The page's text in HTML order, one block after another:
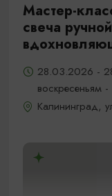
Мастер-
свеча
28.03.2026 -
воскресеньям
Калининград,